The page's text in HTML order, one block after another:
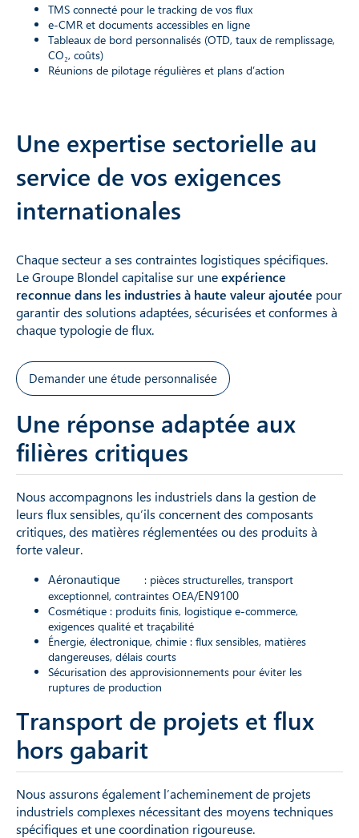
TMS connecté pour le tracking de vos flux
e-CMR et documents accessibles en ligne
Tableaux de bord personnalisés (OTD, taux de remplissage,
CO₂, coûts)
Réunions de pilotage régulières et plans d’action
Une expertise sectorielle au
service de vos exigences
internationales
Chaque secteur a ses contraintes logistiques spécifiques.
Le Groupe Blondel capitalise sur uneexpérience
reconnue dans les industries à haute valeur ajoutée pour
garantir des solutions adaptées, sécurisées et conformes à
chaque typologie de flux.
Demander une étude personnalisée
Une réponse adaptée aux
filières critiques
Nous accompagnons les industriels dans la gestion de
leurs flux sensibles, qu’ils concernent des composants
critiques, des matières réglementées ou des produits à
forte valeur.
Aéronautique
: pièces structurelles, transport
exceptionnel, contraintes OEA/EN9100
Cosmétique : produits finis, logistique e-commerce,
exigences qualité et traçabilité
Énergie, électronique, chimie : flux sensibles, matières
dangereuses, délais courts
Sécurisation des approvisionnements pour éviter les
ruptures de production
Transport de projets et flux
hors gabarit
Nous assurons également l’acheminement de projets
industriels complexes nécessitant des moyens techniques
spécifiques et une coordination rigoureuse.